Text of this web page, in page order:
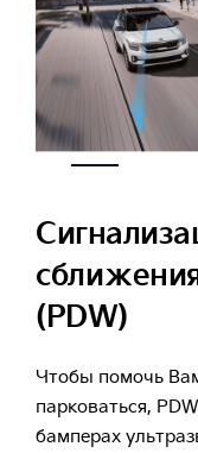
(PDW)
Чтобы помочь
парковаться,
бамперах